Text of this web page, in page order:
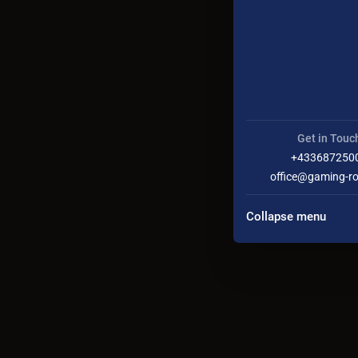
Get in
office@gaming-
Collapse menu